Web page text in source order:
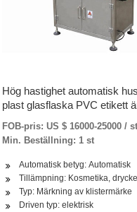
hudvårdsprodukter,
Hög hastighet automatisk
plast glasflaska PVC etikett
krymp märkning etikett
förpackningsmaskin med
krymptunnel
FOB-pris: US $ 16000-25000 /
Min. Beställning: 1 st
Automatisk betyg: Automatisk
Tillämpning: Kosmetika,
Typ: Märkning av klistermärke
Driven typ: elektrisk